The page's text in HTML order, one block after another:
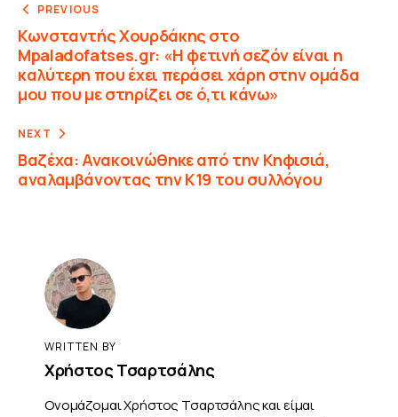
PREVIOUS
Κωνσταντής Χουρδάκης στο
Mpaladofatses.gr: «Η φετινή σεζόν είναι η
καλύτερη που έχει περάσει χάρη στην ομάδα
μου που με στηρίζει σε ό,τι κάνω»
NEXT
Βαζέχα: Ανακοινώθηκε από την Κηφισιά,
αναλαμβάνοντας την Κ19 του συλλόγου
WRITTEN BY
Χρήστος Τσαρτσάλης
Ονομάζομαι Χρήστος Τσαρτσάλης και είμαι